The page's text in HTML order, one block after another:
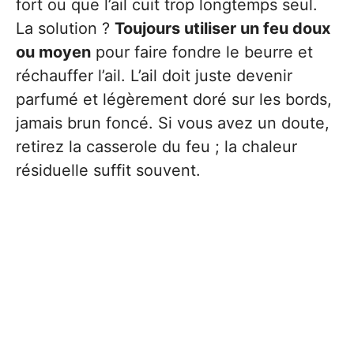
fort ou que l’ail cuit trop longtemps seul.
La solution ? Toujours utiliser un feu doux
ou moyen pour faire fondre le beurre et
réchauffer l’ail. L’ail doit juste devenir
parfumé et légèrement doré sur les bords,
jamais brun foncé. Si vous avez un doute,
retirez la casserole du feu ; la chaleur
résiduelle suffit souvent.